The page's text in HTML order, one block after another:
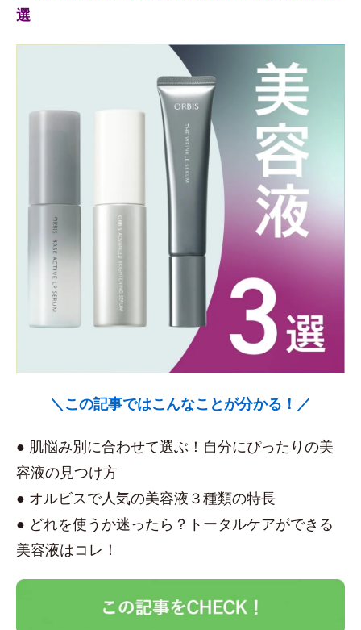
選
＼この記事ではこんなことが分かる！／
● 肌悩み別に合わせて選ぶ！自分にぴったりの美
容液の見つけ方
● オルビスで人気の美容液３種類の特長
● どれを使うか迷ったら？トータルケアができる
美容液はコレ！